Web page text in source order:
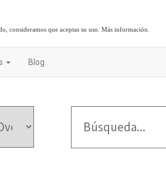
consideramos que aceptas su uso.Más información
Blog